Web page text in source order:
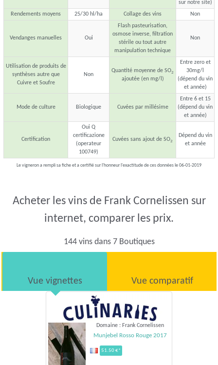
sur notre site)
Rendements moyens
25/30 hl/ha Collage des vins Non
Vendanges manuelles Oui
Flash pasteurisation,
osmose inverse, filtration
stérile ou tout autre
manipulation technique
Non
Utilisation de produits de
synthèses autre que
Cuivre et Soufre
Non
Quantité moyenne de SO2
ajoutée (en mg/l)
Entre zero et
30mg/l
(dépend du vin
et année)
Mode de culture Biologique Cuvées par millésime
Entre 6 et 15
(dépend du vin
et année)
Certification
Oui Q
certificazione
(operateur
100749)
Cuvées sans ajout de SO2
Dépend du vin
et année
Le vigneron a rempli sa fiche et a certifié sur l'honneur l'exactitude de ces données le 06-01-2019
Acheter les vins de Frank Cornelissen sur
internet, comparer les prix.
144 vins dans 7 Boutiques
Vue vignettes Vue comparatif
Domaine : Frank Cornelissen
Munjebel Rosso Rouge 2017
51.50 €*